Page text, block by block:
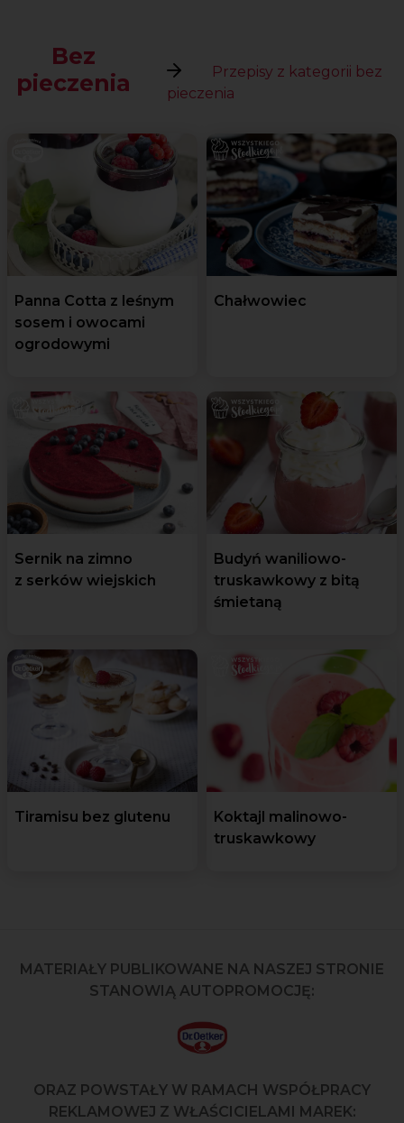
Bez
pieczenia
Przepisy z kategorii bez
pieczenia
Panna Cotta z leśnym
sosem i owocami
ogrodowymi
Chałwowiec
Sernik na zimno
z serków wiejskich
Budyń waniliowo-
truskawkowy z bitą
śmietaną
Tiramisu bez glutenu
Koktajl malinowo-
truskawkowy
MATERIAŁY PUBLIKOWANE NA NASZEJ STRONIE
STANOWIĄ AUTOPROMOCJĘ:
ORAZ POWSTAŁY W RAMACH WSPÓŁPRACY
REKLAMOWEJ Z WŁAŚCICIELAMI MAREK: